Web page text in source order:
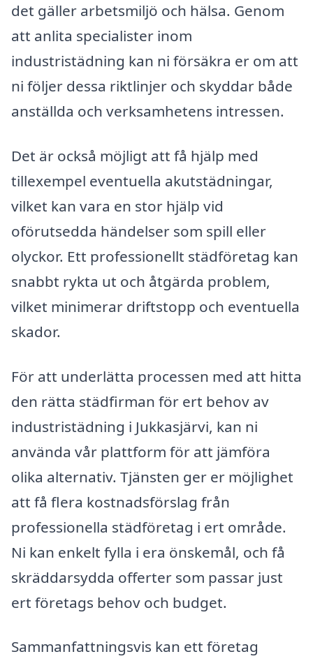
det gäller arbetsmiljö och hälsa. Genom
att anlita specialister inom
industristädning kan ni försäkra er om att
ni följer dessa riktlinjer och skyddar både
anställda och verksamhetens intressen.
Det är också möjligt att få hjälp med
tillexempel eventuella akutstädningar,
vilket kan vara en stor hjälp vid
oförutsedda händelser som spill eller
olyckor. Ett professionellt städföretag kan
snabbt rykta ut och åtgärda problem,
vilket minimerar driftstopp och eventuella
skador.
För att underlätta processen med att hitta
den rätta städfirman för ert behov av
industristädning i Jukkasjärvi, kan ni
använda vår plattform för att jämföra
olika alternativ. Tjänsten ger er möjlighet
att få flera kostnadsförslag från
professionella städföretag i ert område.
Ni kan enkelt fylla i era önskemål, och få
skräddarsydda offerter som passar just
ert företags behov och budget.
Sammanfattningsvis kan ett företag